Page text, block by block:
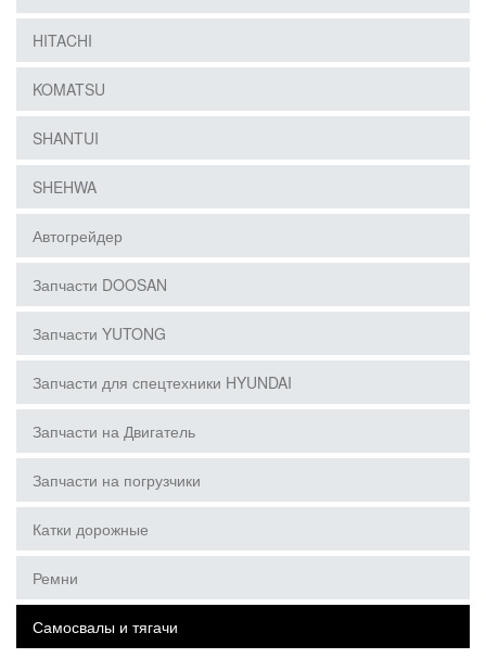
HITACHI
KOMATSU
SHANTUI
SHEHWA
Автогрейдер
Запчасти DOOSAN
Запчасти YUTONG
Запчасти для спецтехники HYUNDAI
Запчасти на Двигатель
Запчасти на погрузчики
Катки дорожные
Ремни
Самосвалы и тягачи